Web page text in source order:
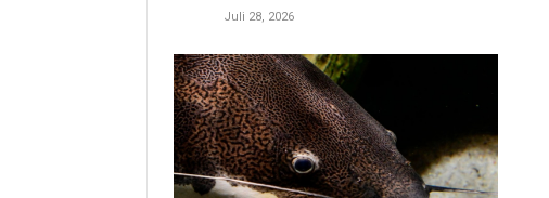
Juli 28, 2026